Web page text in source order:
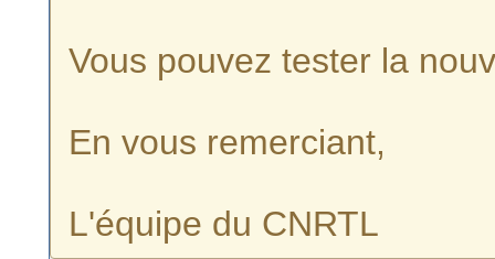
Vous pouvez tester la
En vous remerciant,
L'équipe du CNRTL